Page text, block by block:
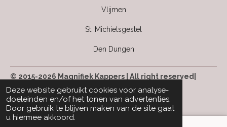
Deze website gebruikt cookies voor analyse-
doeleinden en/of het tonen van advertenties.
Door gebruik te blijven maken van de site gaat
u hiermee akkoord.
Vlijmen
St. Michielsgestel
Den Dungen
© 2015-2026 Magnifiek Kappers | All right reserved|
Kvk: 63499142